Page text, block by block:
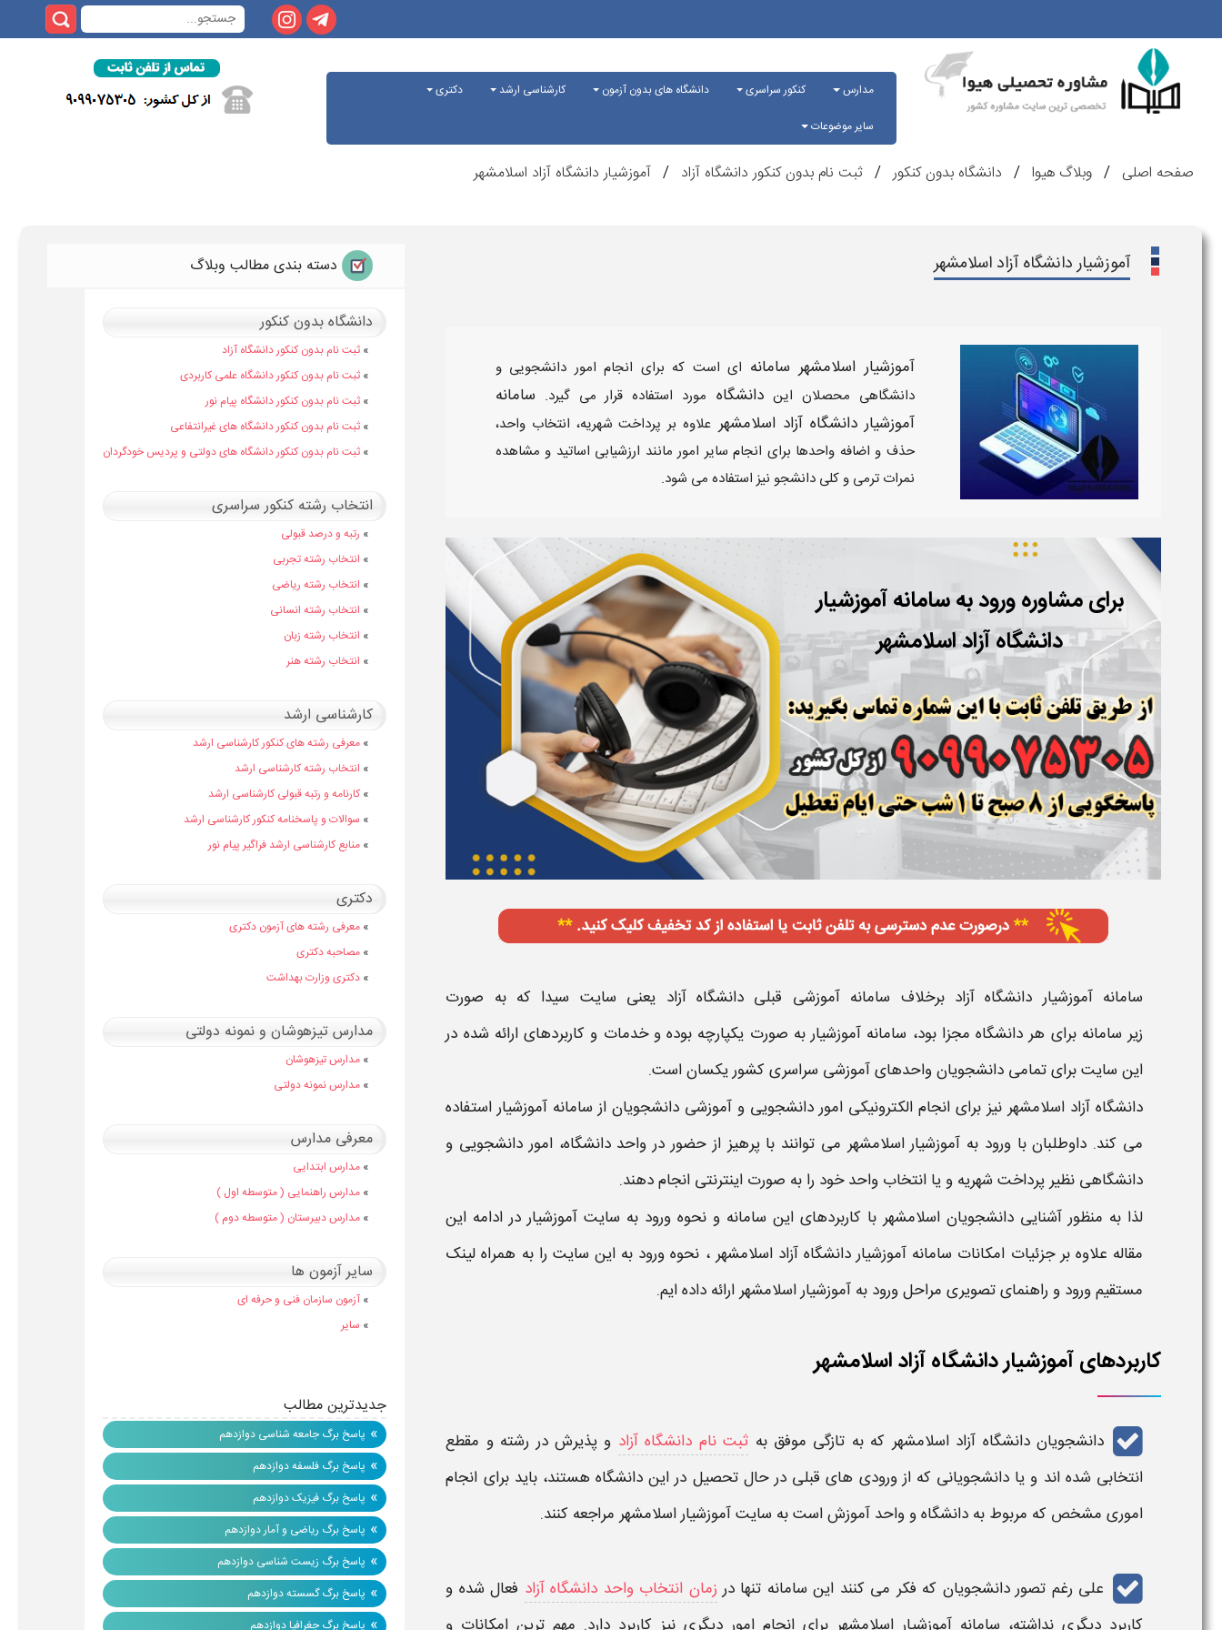
مدارس کنکور سراسری دانشگاه های بدون آزمون کارشناسی ارشد
دکتری
سایر موضوعات
صفحه اصلی وبلاگ هیوا دانشگاه بدون کنکور ثبت نام بدون کنکور دانشگاه آزاد آموزشیار دانشگاه آزاد اسلامشهر
آموزشیار دانشگاه آزاد اسلامشهر
آموزشیار اسلامشهر سامانه ای است که برای انجام امور دانشجویی و
دانشگاهی محصلان این دانشگاه مورد استفاده قرار می گیرد. سامانه
آموزشیار دانشگاه آزاد اسلامشهر علاوه بر پرداخت شهریه، انتخاب واحد،
حذف و اضافه واحدها برای انجام سایر امور مانند ارزشیابی اساتید و مشاهده
نمرات ترمی و کلی دانشجو نیز استفاده می شود.
برای مشاوره ورود به سامانه آموزشیار
دانشگاه آزاداسلامشهر
سامانه آموزشیار دانشگاه آزاد برخلاف سامانه آموزشی قبلی دانشگاه آزاد یعنی سایت سیدا که به صورت
زیر سامانهبرای هر دانشگاه مجزا بود، سامانه آموزشیاربه صورت یکپارچه بوده و خدمات و کاربردهای ارائه شده در
این سایتبرای تمامی دانشجویان واحدهای آموزشی سراسری کشور یکسان است.
دانشگاه آزاد اسلامشهر نیز برای انجام الکترونیکی امور دانشجویی و آموزشی دانشجویان از سامانه آموزشیاراستفاده
می کند. داوطلبان باورود به آموزشیار اسلامشهر می توانند با پرهیز از حضور در واحددانشگاه، امور دانشجویی و
دانشگاهی نظیر پرداخت شهریه و یا انتخاب واحد خود را به صورت اینترنتی انجام دهند.
لذا به منظور آشنایی دانشجویان اسلامشهر با کاربردهای این سامانه و نحوه ورود به سایت آموزشیار در ادامه این
مقاله علاوه بر جزئیات امکانات سامانه آموزشیار دانشگاه آزاد اسلامشهر، نحوه ورود به این سایت را به همراه لینک
مستقیم ورود و راهنمای تصویری مراحلورود به آموزشیار اسلامشهرارائه داده ایم.
کاربردهای آموزشیار دانشگاه آزاد اسلامشهر
دانشجویاندانشگاه آزاد اسلامشهر که به تازگی موفق به ثبت نام دانشگاه آزاد و پذیرش در رشته و مقطع
انتخابی شده اند و یا دانشجویانی که از ورودی های قبلی در حال تحصیل در این دانشگاه هستند، باید برای انجام
اموری مشخص که مربوط به دانشگاهو واحد آموزش است به سایت آموزشیار اسلامشهر مراجعه کنند.
علی رغم تصور دانشجویان که فکر می کنند این سامانه تنها در زمان انتخاب واحد دانشگاه آزاد فعال شده و
دسته بندی مطالب وبلاگ
دانشگاه بدون کنکور
» ثبت نام بدون کنکور دانشگاه آزاد
» ثبت نام بدون کنکور دانشگاه علمی کاربردی
» ثبت نام بدون کنکور دانشگاه پیام نور
» ثبت نام بدون کنکور دانشگاه های غیرانتفاعی
» ثبت نام بدون کنکور دانشگاه های دولتی و پردیس خودگردان
انتخاب رشته کنکور سراسری
» رتبه و درصد قبولی
» انتخاب رشته تجربی
» انتخاب رشته ریاضی
» انتخاب رشته انسانی
» انتخاب رشته زبان
» انتخاب رشته هنر
کارشناسی ارشد
» معرفی رشته های کنکور کارشناسی ارشد
» انتخاب رشته کارشناسی ارشد
» کارنامه و رتبه قبولی کارشناسی ارشد
» سوالات و پاسخنامه کنکور کارشناسی ارشد
» منابع کارشناسی ارشد فراگیر پیام نور
دکتری
» معرفی رشته های آزمون دکتری
» مصاحبه دکتری
» دکتری وزارت بهداشت
مدارس تیزهوشان و نمونه دولتی
» مدارس تیزهوشان
» مدارس نمونه دولتی
معرفی مدارس
» مدارس ابتدایی
» مدارس راهنمایی ( متوسطه اول )
» مدارس دبیرستان ( متوسطه دوم )
سایر آزمون ها
» آزمون سازمان فنی و حرفه ای
» سایر
جدیدترین مطالب
» پاسخ برگ جامعه شناسی دوازدهم
» پاسخ برگ فلسفه دوازدهم
» پاسخ برگ فیزیک دوازدهم
» پاسخ برگ ریاضی و آمار دوازدهم
» پاسخ برگ زیست شناسی دوازدهم
» پاسخ برگ گسسته دوازدهم
» پاسخ برگ جغرافیا دوازدهم